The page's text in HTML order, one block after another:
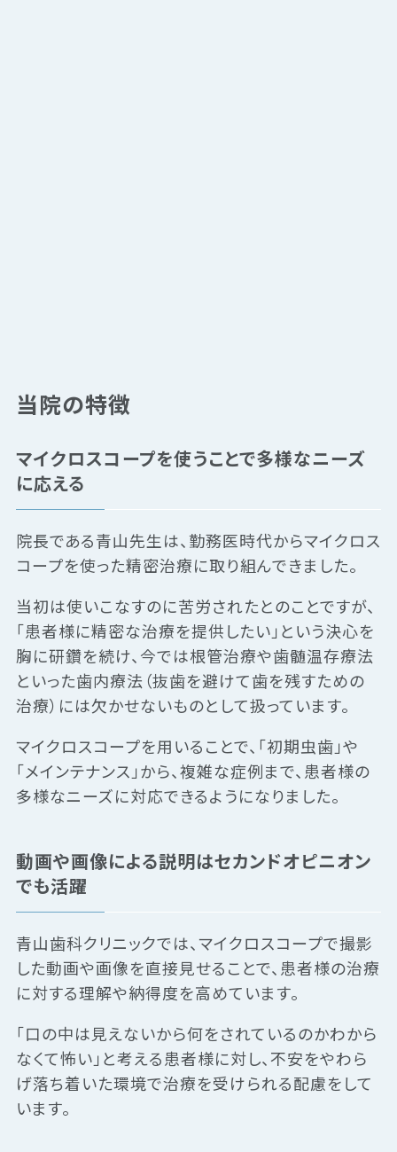
当院の特徴
マイクロスコープを使うことで多様なニーズ
に応える
院長である青山先生は、勤務医時代からマイクロス
コープを使った精密治療に取り組んできました。
当初は使いこなすのに苦労されたとのことですが、
「患者様に精密な治療を提供したい」という決心を
胸に研鑽を続け、今では根管治療や歯髄温存療法
といった歯内療法（抜歯を避けて歯を残すための
治療）には欠かせないものとして扱っています。
マイクロスコープを用いることで、「初期虫歯」や
「メインテナンス」から、複雑な症例まで、患者様の
多様なニーズに対応できるようになりました。
動画や画像による説明はセカンドオピニオン
でも活躍
青山歯科クリニックでは、マイクロスコープで撮影
した動画や画像を直接見せることで、患者様の治療
に対する理解や納得度を高めています。
「口の中は見えないから何をされているのかわから
なくて怖い」と考える患者様に対し、不安をやわら
げ落ち着いた環境で治療を受けられる配慮をして
います。